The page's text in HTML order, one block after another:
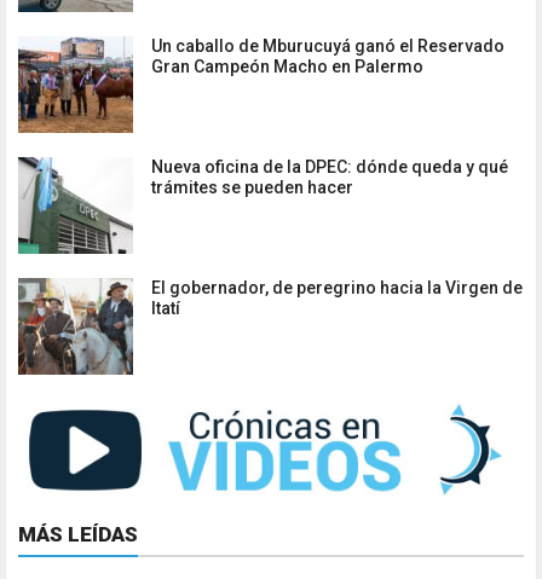
Un caballo de Mburucuyá ganó el Reservado
Gran Campeón Macho en Palermo
Nueva oficina de la DPEC: dónde queda y qué
trámites se pueden hacer
El gobernador, de peregrino hacia la Virgen de
Itatí
MÁS LEÍDAS